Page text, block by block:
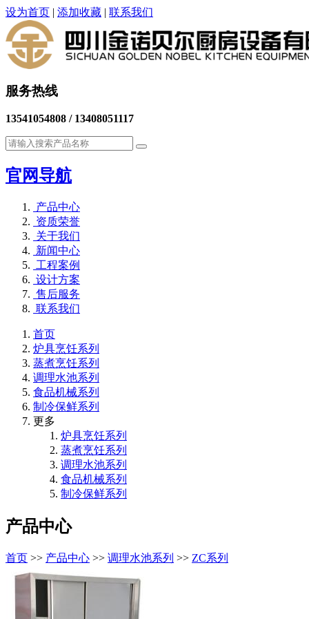
设为首页 | 添加收藏 | 联系我们
服务热线
13541054808 / 13408051117
官网导航
产品中心
资质荣誉
关于我们
新闻中心
工程案例
设计方案
售后服务
联系我们
首页
炉具烹饪系列
蒸煮烹饪系列
调理水池系列
食品机械系列
制冷保鲜系列
更多
炉具烹饪系列
蒸煮烹饪系列
调理水池系列
食品机械系列
制冷保鲜系列
产品中心
首页 >> 产品中心 >> 调理水池系列 >> ZC系列